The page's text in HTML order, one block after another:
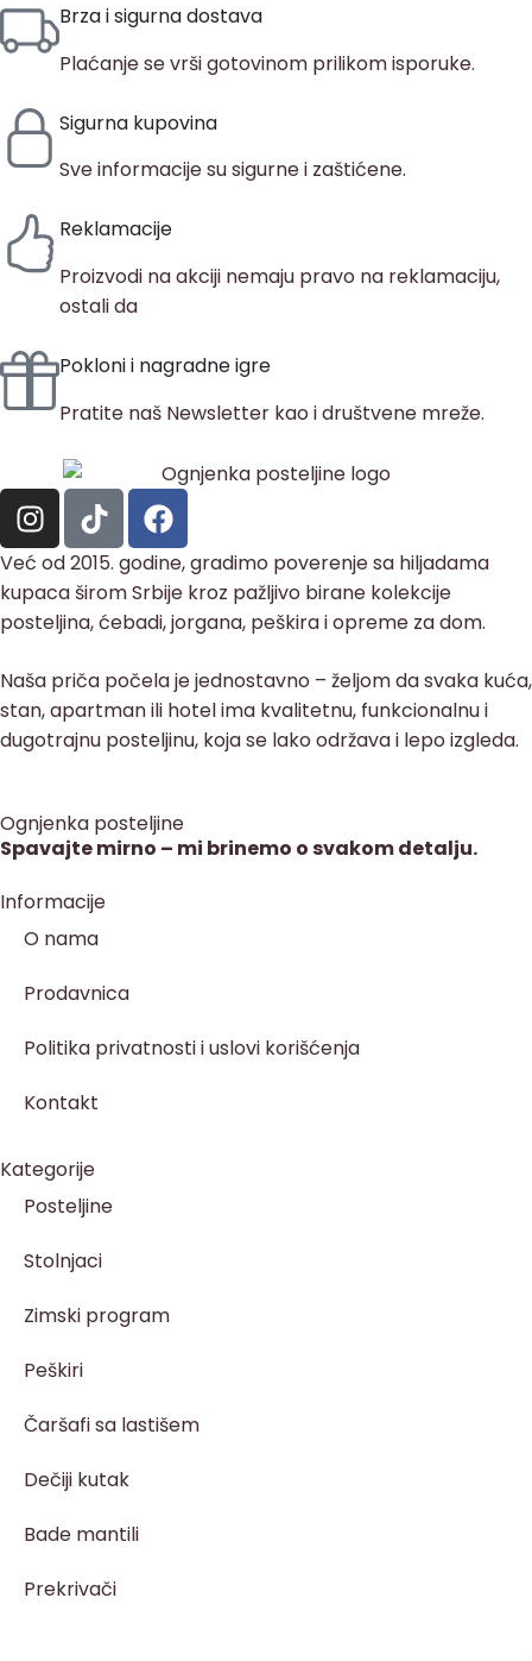
Brza i sigurna dostava
Plaćanje se vrši gotovinom prilikom isporuke.
Sigurna kupovina
Sve informacije su sigurne i zaštićene.
Reklamacije
Proizvodi na akciji nemaju pravo na reklamaciju,
ostali da
Pokloni i nagradne igre
Pratite naš Newsletter kao i društvene mreže.
Već od 2015. godine, gradimo poverenje sa hiljadama
kupaca širom Srbije kroz pažljivo birane kolekcije
posteljina, ćebadi, jorgana, peškira i opreme za dom.
Naša priča počela je jednostavno – željom da svaka kuća,
stan, apartman ili hotel ima kvalitetnu, funkcionalnu i
dugotrajnu posteljinu, koja se lako održava i lepo izgleda.
Ognjenka posteljine
Spavajte mirno – mi brinemo o svakom detalju.
Informacije
O nama
Prodavnica
Politika privatnosti i uslovi korišćenja
Kontakt
Kategorije
Posteljine
Stolnjaci
Zimski program
Peškiri
Čaršafi sa lastišem
Dečiji kutak
Bade mantili
Prekrivači